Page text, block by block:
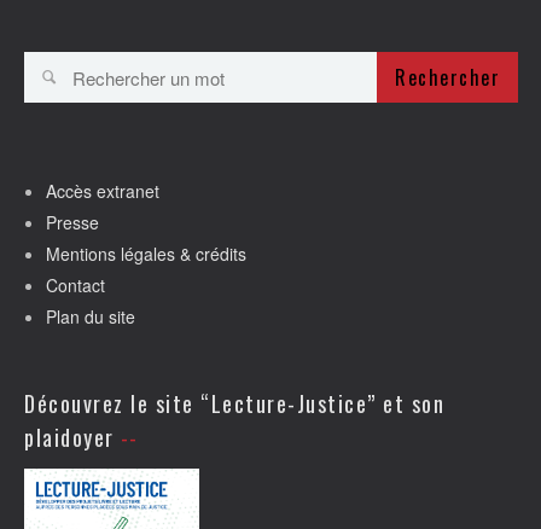
Rechercher
Accès extranet
Presse
Mentions légales & crédits
Contact
Plan du site
Découvrez le site “Lecture-Justice” et son
plaidoyer